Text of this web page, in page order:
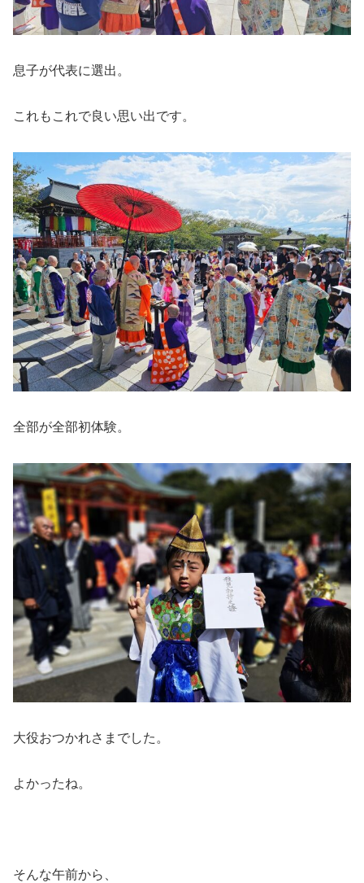
息子が代表に選出。
これもこれで良い思い出です。
全部が全部初体験。
大役おつかれさまでした。
よかったね。
そんな午前から、